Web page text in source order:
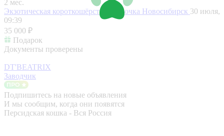
2 мес.
Экзотическая короткошёрстная девочка Новосибирск 30 июля,
09:39
35 000 ₽
Подарок
Документы проверены
DT'BEATRIX
Заводчик
Подпишитесь на новые объявления
И мы сообщим, когда они появятся
Персидская кошка - Вся Россия